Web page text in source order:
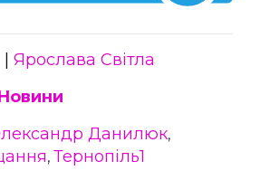
Ярослава Світла
Данилюк,
, Тернопіль1